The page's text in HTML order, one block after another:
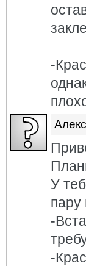
-
У
пару
-
-